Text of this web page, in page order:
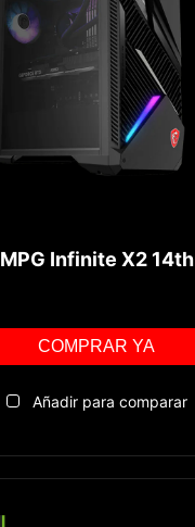
MPG Infinite X2 14th
COMPRAR YA
Añadir para comparar